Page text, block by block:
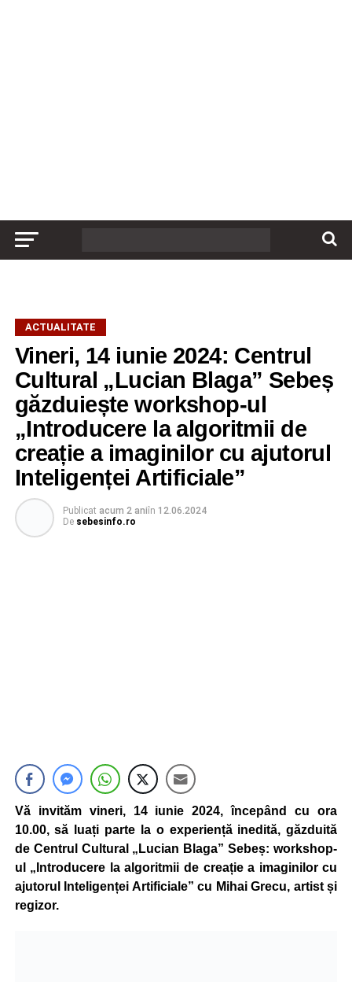
ACTUALITATE
Vineri, 14 iunie 2024: Centrul
Cultural „Lucian Blaga” Sebeș
găzduiește workshop-ul
„Introducere la algoritmii de
creație a imaginilor cu ajutorul
Inteligenței Artificiale”
Publicat acum 2 aniîn 12.06.2024
De sebesinfo.ro
Vă invităm vineri, 14 iunie 2024, începând cu ora
10.00, să luați parte la o experiență inedită, găzduită
de Centrul Cultural „Lucian Blaga” Sebeș: workshop-
ul „Introducere la algoritmii de creație a imaginilor cu
ajutorul Inteligenței Artificiale” cu Mihai Grecu, artist și
regizor.